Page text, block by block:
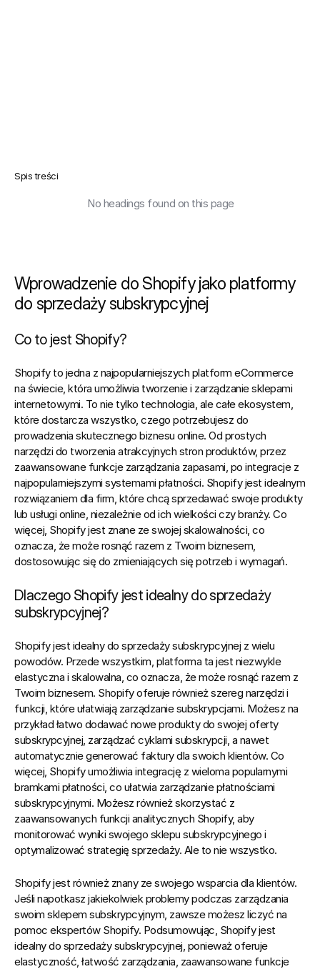
Spis treści
No headings found on this page
Wprowadzenie do Shopify jako platformy
do sprzedaży subskrypcyjnej
Co to jest Shopify?
Shopify to jedna z najpopularniejszych platform eCommerce
na świecie, która umożliwia tworzenie i zarządzanie sklepami
internetowymi. To nie tylko technologia, ale całe ekosystem,
które dostarcza wszystko, czego potrzebujesz do
prowadzenia skutecznego biznesu online. Od prostych
narzędzi do tworzenia atrakcyjnych stron produktów, przez
zaawansowane funkcje zarządzania zapasami, po integracje z
najpopularniejszymi systemami płatności. Shopify jest idealnym
rozwiązaniem dla firm, które chcą sprzedawać swoje produkty
lub usługi online, niezależnie od ich wielkości czy branży. Co
więcej, Shopify jest znane ze swojej skalowalności, co
oznacza, że może rosnąć razem z Twoim biznesem,
dostosowując się do zmieniających się potrzeb i wymagań.
Dlaczego Shopify jest idealny do sprzedaży
subskrypcyjnej?
Shopify jest idealny do sprzedaży subskrypcyjnej z wielu
powodów. Przede wszystkim, platforma ta jest niezwykle
elastyczna i skalowalna, co oznacza, że może rosnąć razem z
Twoim biznesem. Shopify oferuje również szereg narzędzi i
funkcji, które ułatwiają zarządzanie subskrypcjami. Możesz na
przykład łatwo dodawać nowe produkty do swojej oferty
subskrypcyjnej, zarządzać cyklami subskrypcji, a nawet
automatycznie generować faktury dla swoich klientów. Co
więcej, Shopify umożliwia integrację z wieloma popularnymi
bramkami płatności, co ułatwia zarządzanie płatnościami
subskrypcyjnymi. Możesz również skorzystać z
zaawansowanych funkcji analitycznych Shopify, aby
monitorować wyniki swojego sklepu subskrypcyjnego i
optymalizować strategię sprzedaży. Ale to nie wszystko.
Shopify jest również znany ze swojego wsparcia dla klientów.
Jeśli napotkasz jakiekolwiek problemy podczas zarządzania
swoim sklepem subskrypcyjnym, zawsze możesz liczyć na
pomoc ekspertów Shopify. Podsumowując, Shopify jest
idealny do sprzedaży subskrypcyjnej, ponieważ oferuje
elastyczność, łatwość zarządzania, zaawansowane funkcje